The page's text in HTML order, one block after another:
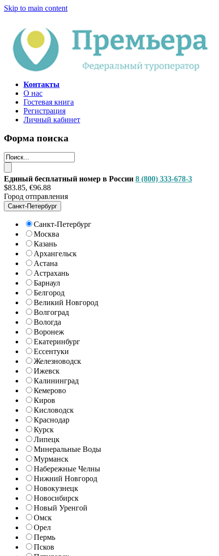
Skip to main content
Контакты
О нас
Гостевая книга
Регистрация
Личный кабинет
Форма поиска
Единый бесплатный номер в России 8 (800) 333-678-3
$83.85, €96.88
Город отправления
Санкт-Петербург
Санкт-Петербург
Москва
Казань
Архангельск
Астана
Астрахань
Барнаул
Белгород
Великий Новгород
Волгоград
Вологда
Воронеж
Екатеринбург
Ессентуки
Железноводск
Ижевск
Калининград
Кемерово
Киров
Кисловодск
Краснодар
Курск
Липецк
Минеральные Воды
Мурманск
Набережные Челны
Нижний Новгород
Новокузнецк
Новосибирск
Новый Уренгой
Омск
Орел
Пермь
Псков